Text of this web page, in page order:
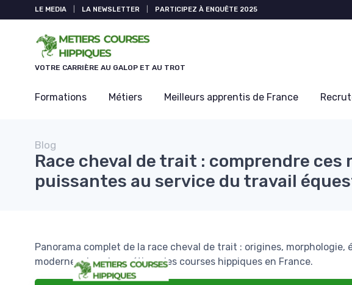
LE MEDIA LA NEWSLETTER PARTICIPEZ À ENQUÊTE 2025
VOTRE CARRIÈRE AU GALOP ET AU TROT
Formations Métiers Meilleurs apprentis de France
Blog
Race cheval de trait : comprendre ces
puissantes au service du travail
Panorama complet de la race cheval de trait : origines,
modernes dans les métiers des courses hippiques en France.
Panneau de gestion des cookies